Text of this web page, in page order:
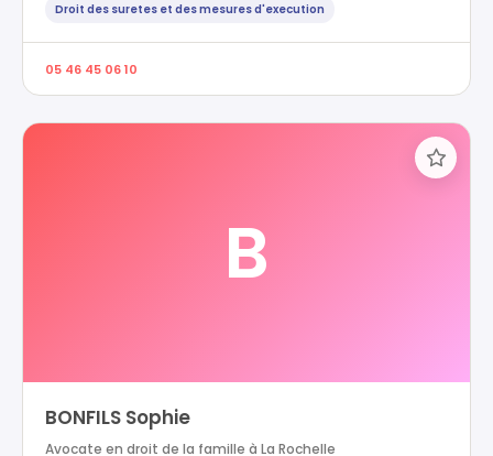
Droit des suretes et des mesures d'execution
05 46 45 06 10
B
BONFILS Sophie
Avocate en droit de la famille à La Rochelle